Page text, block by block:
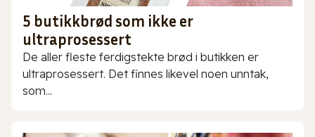
5 butikkbrød som ikke er
ultraprosessert
De aller fleste ferdigstekte brød i butikken er
ultraprosessert. Det finnes likevel noen unntak,
som...